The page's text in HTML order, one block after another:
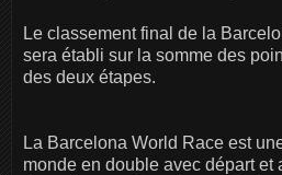
Le classement final de la
sera établi sur la somme des
des deux étapes.
La Barcelona World Race est
monde en double avec départ et